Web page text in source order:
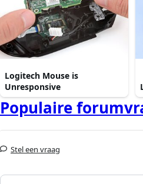
Logitech Mouse is
Unresponsive
Populaire
Stel een vraag